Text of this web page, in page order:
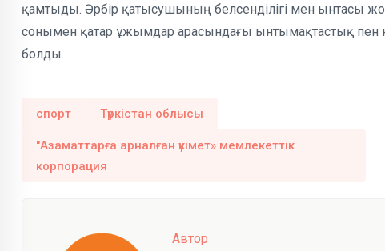
қамтыды. Әрбір қатысушының белсенділігі мен ынтасы
сонымен қатар ұжымдар арасындағы ынтымақтастық пен
болды.
спорт Түркістан облысы
"Азаматтарға арналған үкімет» мемлекеттік
корпорация
Автор